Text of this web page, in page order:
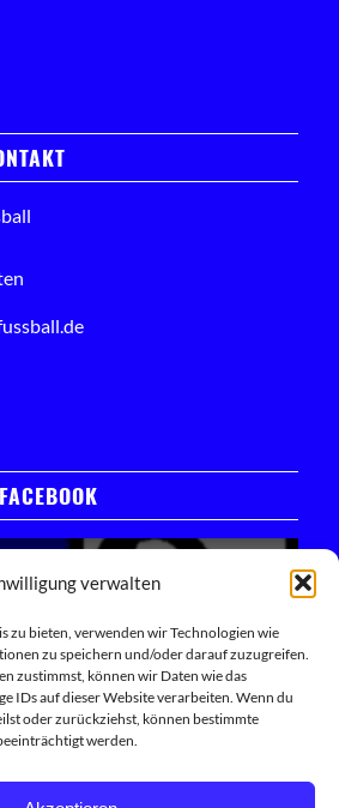
verwalten
zu bieten, verwenden wir Technologien wie
zu speichern und/oder darauf zuzugreifen.
zustimmst, können wir Daten wie das
IDs auf dieser Website verarbeiten. Wenn du
oder zurückziehst, können bestimmte
werden.
das Facebook-Widget zu laden
Community bei